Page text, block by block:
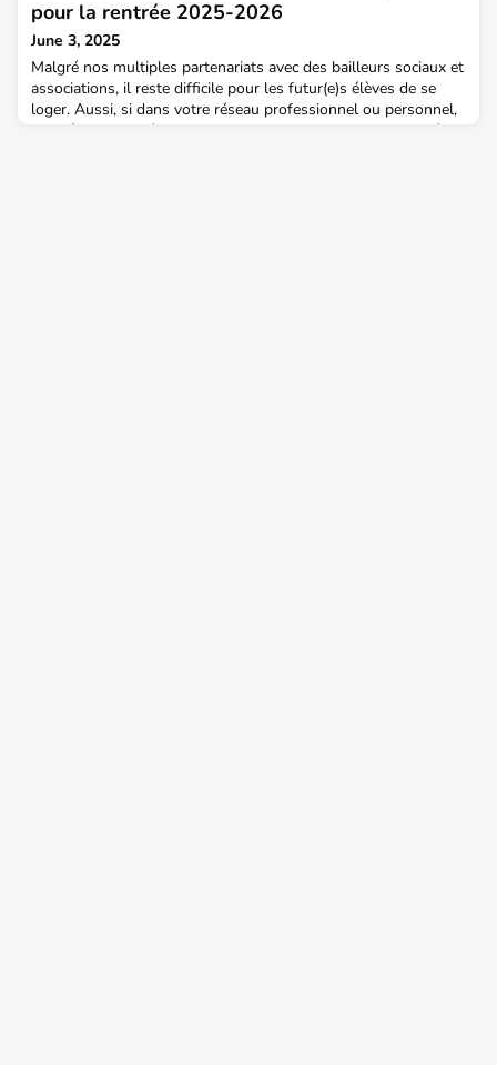
témoignages de Valérie FOREY JAUREGUI, diplômée de
l'ENTPE en 1995, directrice générale et Valérie FERRAND,
diplômée en 1998 cheffe du département des études
préalables et du suivi architectural. Elles exercent toutes les 2
à l’OPPIC (Opérateur du patrimoine et des projets immobiliers
de la Culture).Aménagement & Territoires : Bonjour à toutes
pour la rentrée 2025-2026
June 3, 2025
Malgré nos multiples partenariats avec des bailleurs sociaux et
associations, il reste difficile pour les futur(e)s élèves de se
loger. Aussi, si dans votre réseau professionnel ou personnel,
vous êtes informé(e)s d’offres de logement (y compris privées,